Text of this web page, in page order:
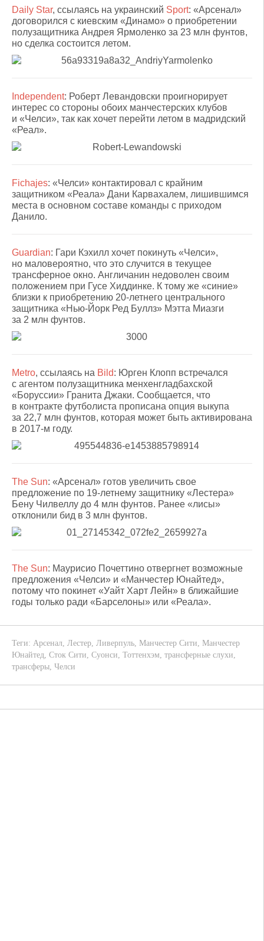
Daily Star, ссылаясь на украинский Sport: «Арсенал»
договорился с киевским «Динамо» о приобретении
полузащитника Андрея Ярмоленко за 23 млн фунтов,
но сделка состоится летом.
Independent: Роберт Левандовски проигнорирует
интерес со стороны обоих манчестерских клубов
и «Челси», так как хочет перейти летом в мадридский
«Реал».
Fichajes: «Челси» контактировал с крайним
защитником «Реала» Дани Карвахалем, лишившимся
места в основном составе команды с приходом
Данило.
Guardian: Гари Кэхилл хочет покинуть «Челси»,
но маловероятно, что это случится в текущее
трансферное окно. Англичанин недоволен своим
положением при Гусе Хиддинке. К тому же «синие»
близки к приобретению 20-летнего центрального
защитника «Нью-Йорк Ред Буллз» Мэтта Миазги
за 2 млн фунтов.
Metro, ссылаясь на Bild: Юрген Клопп встречался
с агентом полузащитника менхенгладбахской
«Боруссии» Гранита Джаки. Сообщается, что
в контракте футболиста прописана опция выкупа
за 22,7 млн фунтов, которая может быть активирована
в 2017-м году.
The Sun: «Арсенал» готов увеличить свое
предложение по 19-летнему защитнику «Лестера»
Бену Чилвеллу до 4 млн фунтов. Ранее «лисы»
отклонили бид в 3 млн фунтов.
The Sun: Маурисио Почеттино отвергнет возможные
предложения «Челси» и «Манчестер Юнайтед»,
потому что покинет «Уайт Харт Лейн» в ближайшие
годы только ради «Барселоны» или «Реала».
Теги: Арсенал, Лестер, Ливерпуль, Манчестер Сити, Манчестер
Юнайтед, Сток Сити, Суонси, Тоттенхэм, трансферные слухи,
трансферы, Челси